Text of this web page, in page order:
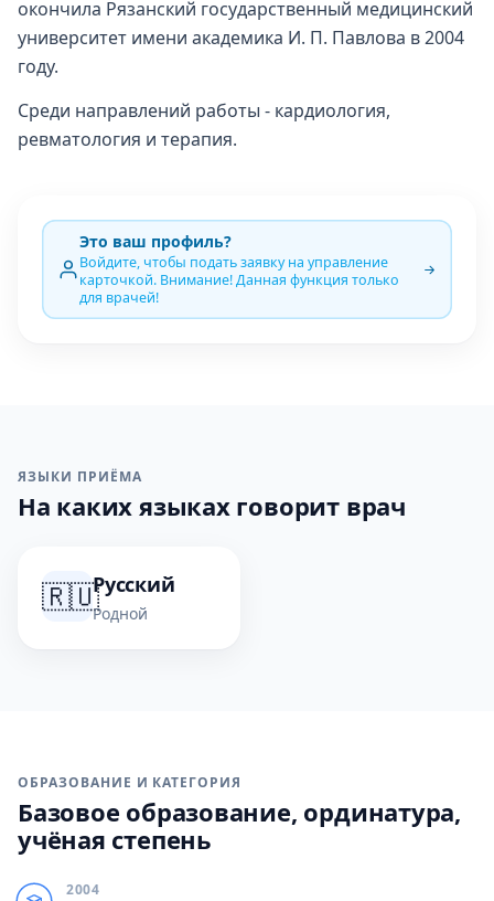
окончила Рязанский государственный медицинский
университет имени академика И. П. Павлова в 2004
году.
Среди направлений работы - кардиология,
ревматология и терапия.
Это ваш профиль?
Войдите, чтобы подать заявку на управление
карточкой. Внимание! Данная функция только
для врачей!
ЯЗЫКИ ПРИЁМА
На каких языках говорит врач
🇷🇺Русский
Родной
ОБРАЗОВАНИЕ И КАТЕГОРИЯ
Базовое образование, ординатура,
учёная степень
2004